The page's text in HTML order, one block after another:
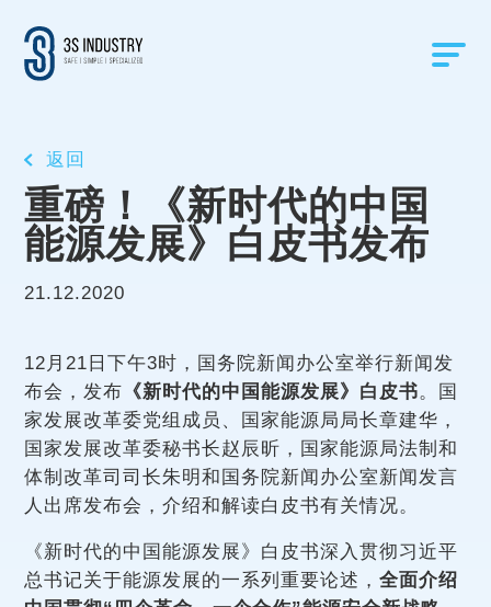
返回
重磅！《新时代的中国
能源发展》白皮书发布
21.12.2020
12月21日下午3时，国务院新闻办公室举行新闻发
布会，发布 《新时代的中国能源发展》白皮书。国
家发展改革委党组成员、国家能源局局长章建华，
国家发展改革委秘书长赵辰昕，国家能源局法制和
体制改革司司长朱明和国务院新闻办公室新闻发言
人出席发布会，介绍和解读白皮书有关情况。
《新时代的中国能源发展》白皮书深入贯彻习近平
总书记关于能源发展的一系列重要论述， 全面介绍